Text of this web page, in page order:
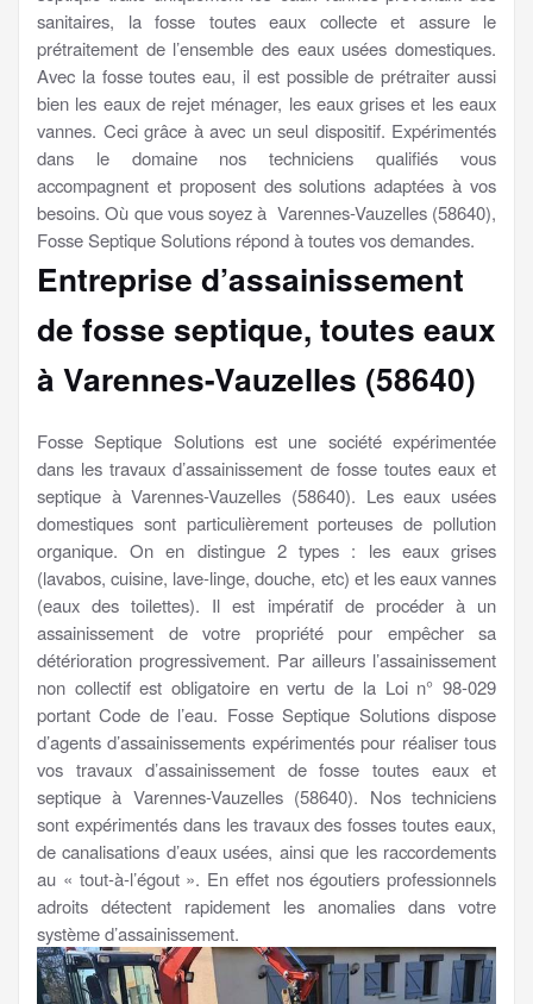
sanitaires, la fosse toutes eaux collecte et assure le
prétraitement de l’ensemble des eaux usées domestiques.
Avec la fosse toutes eau, il est possible de prétraiter aussi
bien les eaux de rejet ménager, les eaux grises et les eaux
vannes. Ceci grâce à avec un seul dispositif. Expérimentés
dans le domaine nos techniciens qualifiés vous
accompagnent et proposent des solutions adaptées à vos
besoins. Où que vous soyez à Varennes-Vauzelles (58640),
Fosse Septique Solutions répond à toutes vos demandes.
Entreprise d’assainissement
de fosse septique, toutes eaux
à Varennes-Vauzelles (58640)
Fosse Septique Solutions est une société expérimentée
dans les travaux d’assainissement de fosse toutes eaux et
septique à Varennes-Vauzelles (58640). Les eaux usées
domestiques sont particulièrement porteuses de pollution
organique. On en distingue 2 types : les eaux grises
(lavabos, cuisine, lave-linge, douche, etc) et les eaux vannes
(eaux des toilettes). Il est impératif de procéder à un
assainissement de votre propriété pour empêcher sa
détérioration progressivement. Par ailleurs l’assainissement
non collectif est obligatoire en vertu de la Loi n° 98-029
portant Code de l’eau. Fosse Septique Solutions dispose
d’agents d’assainissements expérimentés pour réaliser tous
vos travaux d’assainissement de fosse toutes eaux et
septique à Varennes-Vauzelles (58640). Nos techniciens
sont expérimentés dans les travaux des fosses toutes eaux,
de canalisations d’eaux usées, ainsi que les raccordements
au « tout-à-l’égout ». En effet nos égoutiers professionnels
adroits détectent rapidement les anomalies dans votre
système d’assainissement.